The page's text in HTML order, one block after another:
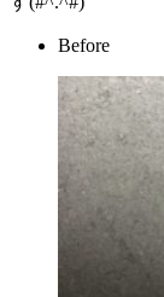
Before